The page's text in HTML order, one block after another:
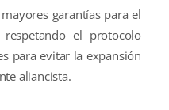
garantías para el
el protocolo
para evitar la expansión
aliancista.